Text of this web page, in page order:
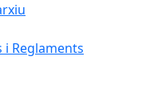
i Reglaments